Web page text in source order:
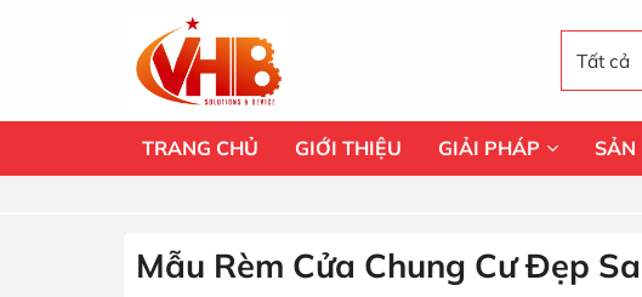
TRANG CHỦ GIỚI THIỆU GIẢI PHÁP SẢN
Mẫu Rèm Cửa Chung Cư Đẹp